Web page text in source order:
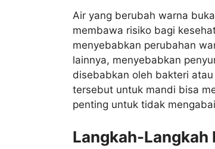
Air yang berubah warna
membawa risiko bagi
menyebabkan perubahan
lainnya, menyebabkan
disebabkan oleh bakteri
tersebut untuk mandi bisa
penting untuk tidak
Langkah-